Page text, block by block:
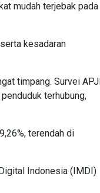
mudah terjebak pada
kesadaran
timpang. Survei APJII
terhubung,
terendah di
Indonesia (IMDI)